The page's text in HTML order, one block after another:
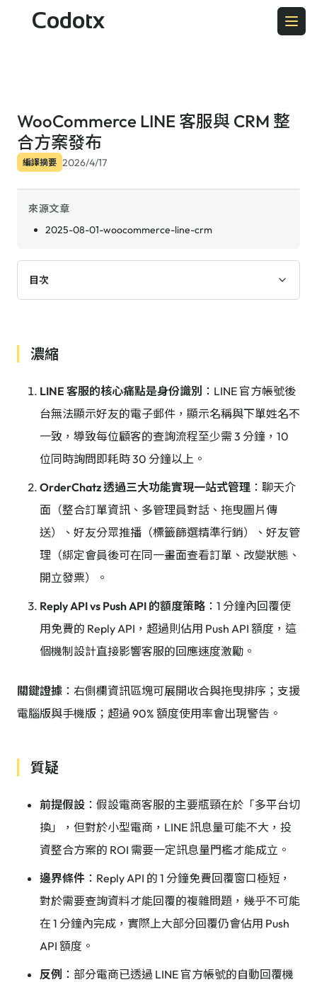
Codotx
WooCommerce LINE 客服與 CRM 整
合方案發布
編譯摘要 2026/4/17
來源文章
2025-08-01-woocommerce-line-crm
目次
濃縮
LINE 客服的核心痛點是身份識別 ：LINE 官方帳號後
台無法顯示好友的電子郵件，顯示名稱與下單姓名不
一致，導致每位顧客的查詢流程至少需 3 分鐘，10
位同時詢問即耗時 30 分鐘以上。
OrderChatz 透過三大功能實現一站式管理 ：聊天介
面（整合訂單資訊、多管理員對話、拖曳圖片傳
送）、好友分眾推播（標籤篩選精準行銷）、好友管
理（綁定會員後可在同一畫面查看訂單、改變狀態、
開立發票）。
Reply API vs Push API 的額度策略 ：1 分鐘內回覆使
用免費的 Reply API，超過則佔用 Push API 額度，這
個機制設計直接影響客服的回應速度激勵。
關鍵證據 ：右側欄資訊區塊可展開收合與拖曳排序；支援
電腦版與手機版；超過 90% 額度使用率會出現警告。
質疑
前提假設 ：假設電商客服的主要瓶頸在於「多平台切
換」，但對於小型電商，LINE 訊息量可能不大，投
資整合方案的 ROI 需要一定訊息量門檻才能成立。
邊界條件 ：Reply API 的 1 分鐘免費回覆窗口極短，
對於需要查詢資料才能回覆的複雜問題，幾乎不可能
在 1 分鐘內完成，實際上大部分回覆仍會佔用 Push
API 額度。
反例 ：部分電商已透過 LINE 官方帳號的自動回覆機